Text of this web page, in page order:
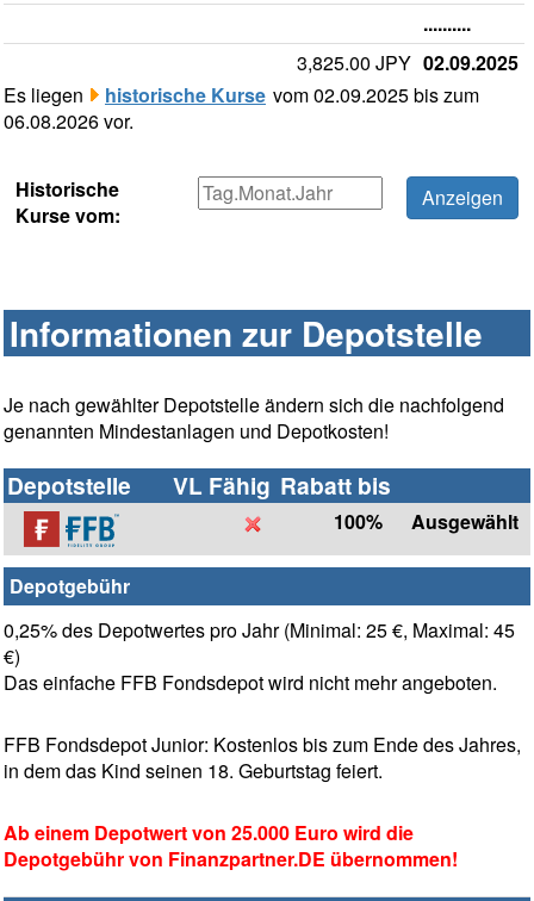
..........
3,825.00 JPY 02.09.2025
Es liegen
historische Kurse vom 02.09.2025 bis zum
06.08.2026 vor.
Historische
Kurse vom:
Informationen zur Depotstelle
Je nach gewählter Depotstelle ändern sich die nachfolgend
genannten Mindestanlagen und Depotkosten!
Depotstelle VL Fähig Rabatt bis
100% Ausgewählt
Depotgebühr
0,25% des Depotwertes pro Jahr (Minimal: 25 €, Maximal: 45
€)
Das einfache FFB Fondsdepot wird nicht mehr angeboten.
FFB Fondsdepot Junior: Kostenlos bis zum Ende des Jahres,
in dem das Kind seinen 18. Geburtstag feiert.
Ab einem Depotwert von 25.000 Euro wird die
Depotgebühr von Finanzpartner.DE übernommen!